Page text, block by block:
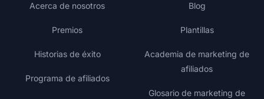
Acerca de nosotros
Premios
Historias de éxito
Programa de afiliados
Blog
Plantillas
Academia de marketing de
afiliados
Glosario de marketing de